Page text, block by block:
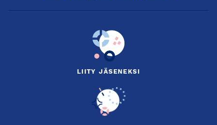
LIITY JÄSENEKSI